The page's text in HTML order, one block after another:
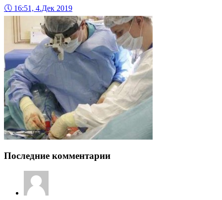
🕔 16:51, 4.Дек 2019
Последние комментарии